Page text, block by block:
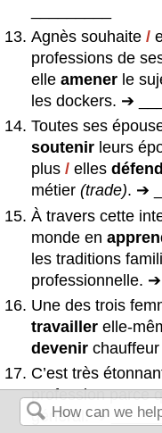
Agnès souhaite/
professions de
elleamener le
les dockers. ➔
Toutes ses
soutenir leurs
plus/ elles
métier(trade). ➔
À travers cette
monde en
les traditions
professionnelle. ➔
Une des trois
travailler elle-
devenir
C’est très
profession parce
général. ➔